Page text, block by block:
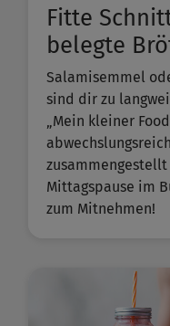
Fitte
belegte
Salamisemmel
sind dir zu
„Mein kleiner
Mittagspause im
zum Mitnehmen!